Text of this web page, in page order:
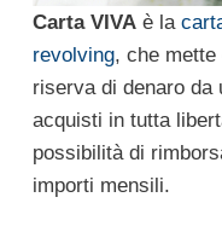
Carta VIVAè la
revolving, che mette
riserva di denaro da
acquisti in tutta
possibilità di
importi mensili.